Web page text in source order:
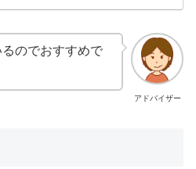
アドバイザー
のでおすすめで